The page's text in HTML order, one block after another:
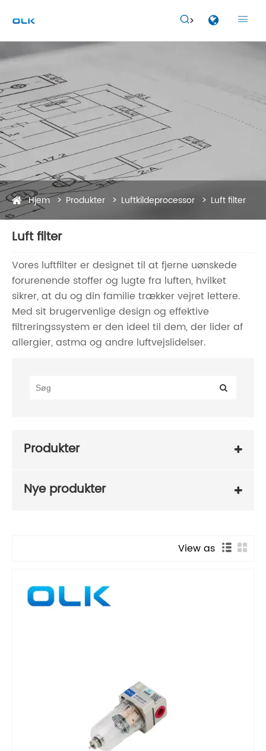
 
Hjem Produkter Luftkildeprocessor Luft filter
Luft filter
Vores luftfilter er designet til at fjerne uønskede
forurenende stoffer og lugte fra luften, hvilket
sikrer, at du og din familie trækker vejret lettere.
Med sit brugervenlige design og effektive
filtreringssystem er den ideel til dem, der lider af
allergier, astma og andre luftvejslidelser.
Produkter
Nye produkter
View as